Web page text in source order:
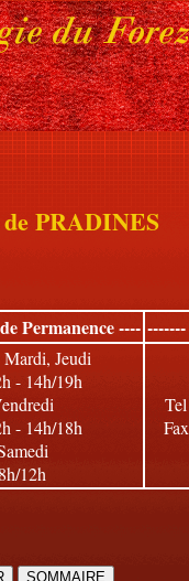
PRADINES
Permanence ----
Jeudi
- 14h/19h
- 14h/18h
8h/12h